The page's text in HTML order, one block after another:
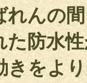
れんの
た防水
きをよ